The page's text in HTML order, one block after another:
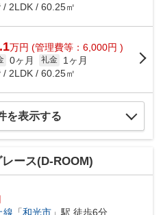
/ 2LDK / 60.25㎡
万円 (管理費等：6,000円 )
0ヶ月 礼金
1ヶ月
/ 2LDK / 60.25㎡
を表示する
ース(D-ROOM)
線 「和光市 」駅 徒歩6分